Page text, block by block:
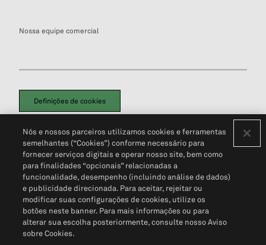
Nossa equipe comercial
Definições de cookies
Política de PrivacidadePortal de privacidade do cliente (em inglês)
Não Venda Minhas Informações Pessoais© 2026 S&P Global
Nós e nossos parceiros utilizamos cookies e ferramentas
semelhantes (“Cookies”) conforme necessário para
fornecer serviços digitais e operar nosso site, bem como
para finalidades “opcionais” relacionadas a
funcionalidade, desempenho (incluindo análise de dados)
e publicidade direcionada. Para aceitar, rejeitar ou
modificar suas configurações de cookies, utilize os
botões neste banner. Para mais informações ou para
alterar sua escolha posteriormente, consulte nosso Aviso
sobre Cookies.